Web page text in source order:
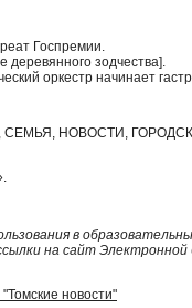
Госпремии.
деревянного зодчества].
оркестр начинает
НОВОСТИ,
в
на сайт
новости"